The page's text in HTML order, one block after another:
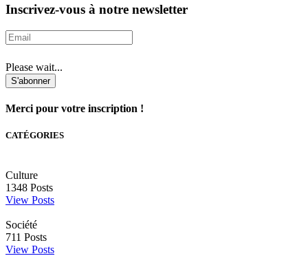
Inscrivez-vous à notre newsletter
Please wait...
S'abonner
Merci pour votre inscription !
CATÉGORIES
Culture
1348 Posts
View Posts
Société
711 Posts
View Posts